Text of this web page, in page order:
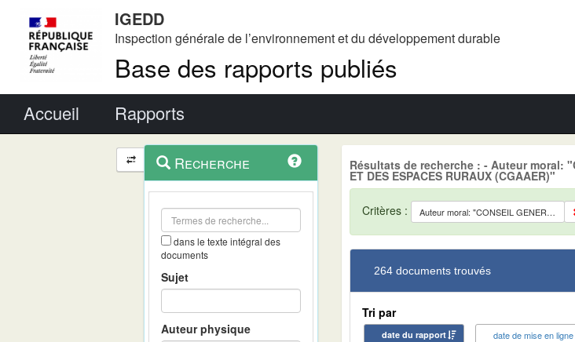
IGEDD
Inspection générale de l’environnement et du développement durable
Base des rapports publiés
Accueil Rapports
Navigation
et
outils
contextuel
Recherche
dans le texte intégral des
documents
Sujet
Auteur physique
Résultats de recherche : - Auteur moral:
ET DES ESPACES RURAUX (CGAAER)"
Critères : Auteur moral: "CONSEIL GENERAL DE L'ALIMENTATION, DE L'AGRICULTURE ET DES ESPACES RURAUX (CGAAER)"
264 documents trouvés
Tri par
date du rapport date de mise en ligne